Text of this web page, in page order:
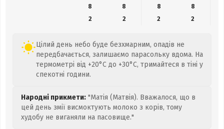
8
8 8
8
2
2 2 2
Цілий день небо буде безхмарним, опадів не
передбачається, залишаємо парасольку вдома. На
термометрі від +20°C до +30°C, тримайтеся в тіні у
спекотні години.
Народні прикмети: "Матія (Матвія). Вважалося, що в
цей день змії висмоктують молоко з корів, тому
худобу не виганяли на пасовище."